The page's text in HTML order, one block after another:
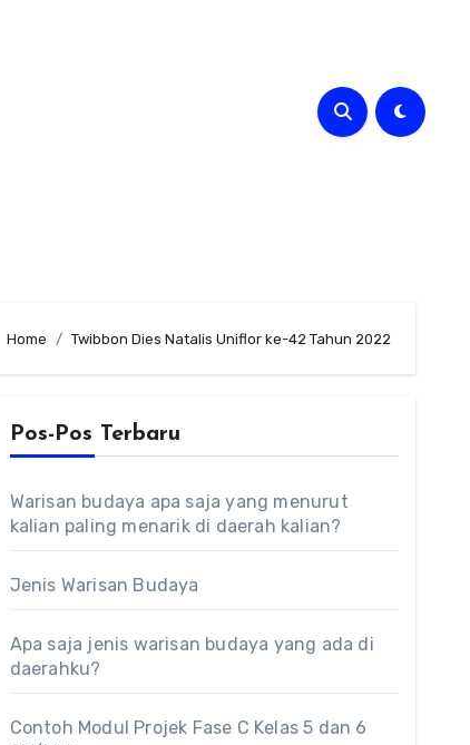
Home Twibbon Dies Natalis Uniflor ke-42 Tahun 2022
Pos-Pos Terbaru
Warisan budaya apa saja yang menurut
kalian paling menarik di daerah kalian?
Jenis Warisan Budaya
Apa saja jenis warisan budaya yang ada di
daerahku?
Contoh Modul Projek Fase C Kelas 5 dan 6